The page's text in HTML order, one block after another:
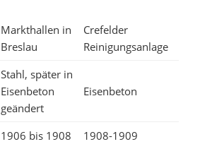
Markthallen in
Breslau
Crefelder
Reinigungsanlage
Stahl, später in
Eisenbeton
geändert
Eisenbeton
1906 bis 1908 1908-1909